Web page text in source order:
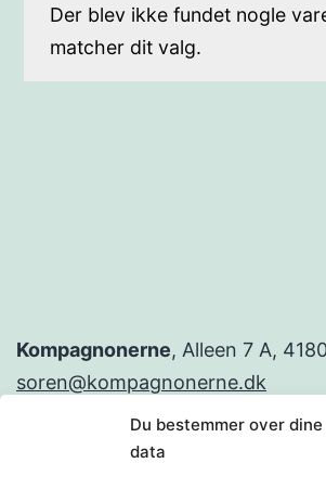
Du bestemmer over dine
data
Der blev ikke fundet nogle
matcher dit valg.
Kompagnonerne, Alleen 7 A,
soren@kompagnonerne.dk
m. 22 99 53 75
CVR.NR. 38141260